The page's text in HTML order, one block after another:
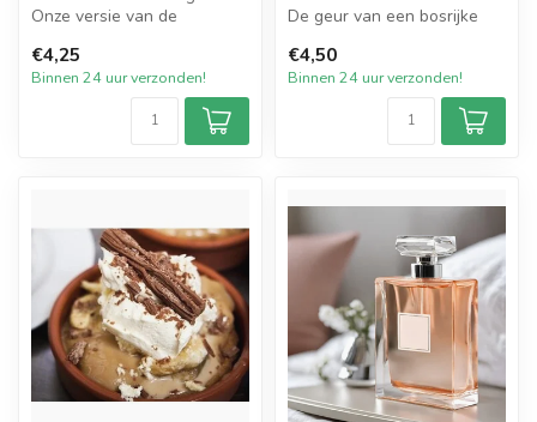
Onze versie van de
van de b...
€4,25
Binnen 24 uur verzonden!
De geur van een bosrijke
ter...
€4,50
Binnen 24 uur verzonden!